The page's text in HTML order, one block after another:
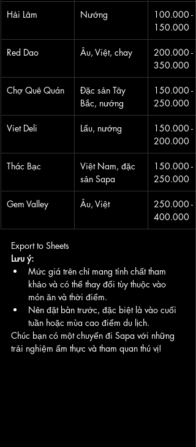
Hải Lâm Nướng
100.000 -
150.000
Red Dao Âu, Việt, chay
200.000 -
350.000
Chợ Quê Quán
Đặc sản Tây
Bắc, nướng
150.000 -
250.000
Viet Deli Lẩu, nướng
150.000 -
200.000
Thác Bạc
Việt Nam, đặc
sản Sapa
150.000 -
250.000
Gem Valley Âu, Việt
250.000 -
400.000
Export to Sheets
Lưu ý:
Mức giá trên chỉ mang tính chất tham
khảo và có thể thay đổi tùy thuộc vào
món ăn và thời điểm.
Nên đặt bàn trước, đặc biệt là vào cuối
tuần hoặc mùa cao điểm du lịch.
Chúc bạn có một chuyến đi Sapa với những
trải nghiệm ẩm thực và tham quan thú vị!